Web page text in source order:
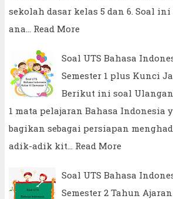
sekolah dasar kelas 5 dan 6. Soal
ana…
Read More
Soal UTS Bahasa
Semester 1 plus Kunci
Berikut ini soal Ulangan
1 mata pelajaran Bahasa Indonesia
bagikan sebagai persiapan
adik-adik kit…
Read More
Soal UTS Bahasa
Semester 2 Tahun Ajaran